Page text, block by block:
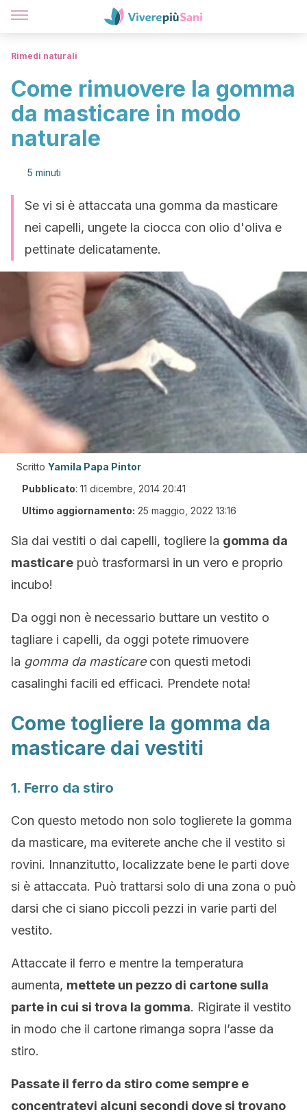
Rimedi naturali
Come rimuovere la gomma
da masticare in modo
naturale
5 minuti
Se vi si è attaccata una gomma da masticare
nei capelli, ungete la ciocca con olio d'oliva e
pettinate delicatamente.
Scritto Yamila Papa Pintor
Pubblicato: 11 dicembre, 2014 20:41
Ultimo aggiornamento: 25 maggio, 2022 13:16
Sia dai vestiti o dai capelli, togliere la gomma da
masticare può trasformarsi in un vero e proprio
incubo!
Da oggi non è necessario buttare un vestito o
tagliare i capelli, da oggi potete rimuovere
la gomma da masticarecon questi metodi
casalinghi facili ed efficaci. Prendete nota!
Come togliere la gomma da
masticare dai vestiti
1. Ferro da stiro
Con questo metodo non solo toglierete la gomma
da masticare, ma eviterete anche che il vestito si
rovini. Innanzitutto, localizzate bene le parti dove
si è attaccata. Può trattarsi solo di una zona o può
darsi che ci siano piccoli pezzi in varie parti del
vestito.
Attaccate il ferro e mentre la temperatura
aumenta, mettete un pezzo di cartone sulla
parte in cui si trova la gomma. Rigirate il vestito
in modo che il cartone rimanga sopra l’asse da
stiro.
Passate il ferro da stiro come sempre e
concentratevi alcuni secondi dove si trovano